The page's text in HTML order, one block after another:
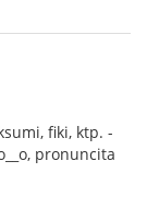
fiki, ktp. -
pronuncita